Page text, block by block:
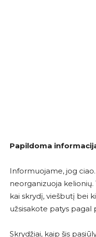
Papildoma
Informuojame, jog
neorganizuoja kelionių.
kai skrydį, viešbutį bei
užsisakote patys pagal
Skrydžiai, kaip šis